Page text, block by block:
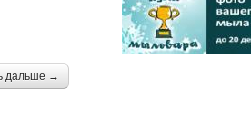
дальше →